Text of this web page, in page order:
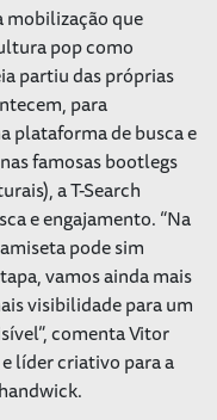
mobilização que
pop como
partiu das próprias
para
plataforma de busca e
famosas bootlegs
a T-Search
e engajamento. “Na
pode sim
vamos ainda mais
visibilidade para um
”, comenta Vitor
líder criativo para a